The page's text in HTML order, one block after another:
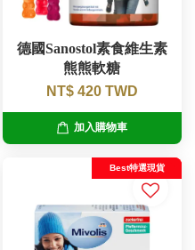
德國Sanostol素食維生素
熊熊軟糖
NT$ 420 TWD
加入購物車
Best特選現貨